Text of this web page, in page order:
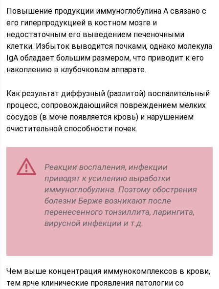
Повышение продукции иммуноглобулина А связано с
его гиперпродукцией в костном мозге и
недостаточным его выведением печеночными
клетки. Избыток выводится почками, однако молекула
IgA обладает большим размером, что приводит к его
накоплению в клубочковом аппарате.
Как результат диффузный (разлитой) воспалительный
процесс, сопровождающийся повреждением мелких
сосудов (в моче появляется кровь) и нарушением
очистительной способности почек.
Реакции воспаления, инфекции
приводят к усилению выработки
иммуноглобулина. Поэтому обострения
болезни Берже возникают после
перенесенного тонзиллита, ларингита,
вирусной инфекции и т.д.
Чем выше концентрация иммунокомплексов в крови,
тем ярче клинические проявления патологии со